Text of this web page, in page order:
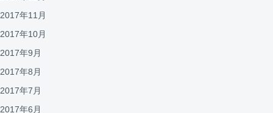
2017年11月
2017年10月
2017年9月
2017年8月
2017年7月
2017年6月